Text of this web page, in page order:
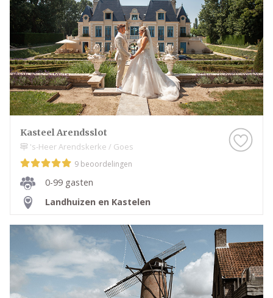
Kasteel Arendsslot
's-Heer Arendskerke / Goes
9 beoordelingen
0-99 gasten
Landhuizen en Kastelen